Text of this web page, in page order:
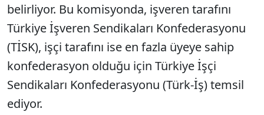
belirliyor. Bu komisyonda, işveren tarafını
Türkiye İşveren Sendikaları Konfederasyonu
(TİSK), işçi tarafını ise en fazla üyeye sahip
konfederasyon olduğu için Türkiye İşçi
Sendikaları Konfederasyonu (Türk-İş) temsil
ediyor.